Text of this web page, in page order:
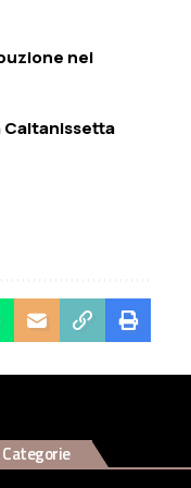
nei
Caltanissetta
Categorie